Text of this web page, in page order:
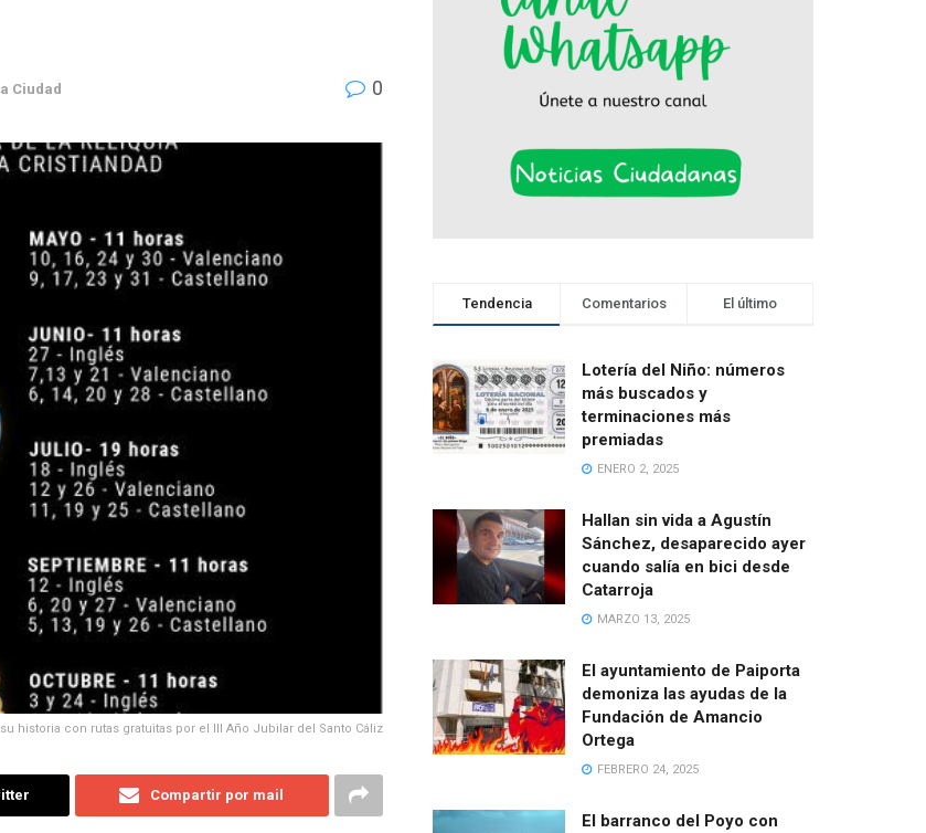
Ciudad 0
historia con rutas gratuitas por el III Año Jubilar del Santo Cáliz
Compartir por mail
Tendencia Comentarios El último
Lotería del Niño: números
más buscados y
terminaciones más
premiadas
ENERO 2, 2025
Hallan sin vida a Agustín
Sánchez, desaparecido ayer
cuando salía en bici desde
Catarroja
MARZO 13, 2025
El ayuntamiento de Paiporta
demoniza las ayudas de la
Fundación de Amancio
Ortega
FEBRERO 24, 2025
El barranco del Poyo con